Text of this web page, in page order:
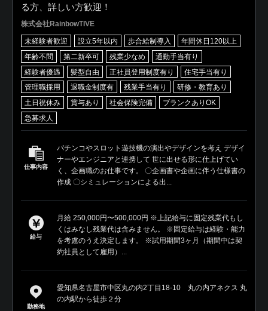
る方、詳しい方歓迎！
株式会社RainbowTIVE
未経験者歓迎 設立5年以内 歩合給制導入
年間休日120以上
年齢不問
第二新卒可 残業少なめ
通勤手当有り
経験者優遇
髪型自由 正社員登用制度有り
住宅手当有り
管理職採用
退職金制度有 残業手当有り
研修・教育あり
土日祝休み
賞与あり 社会保険完備
ブランクありOK
急募求人
仕事内容
パチンコやスロット遊技機の演出やデザインを考え デザイ
ナーやエンジニアと連携して 世に出せる形に仕上げてい
く、企画職のお仕事です。 〇企画書や企画に伴う仕様書の
作成 〇シミュレーションによる出...
給与
月給 250,000円〜500,000円 ※上記給与に固定残業代もし
くはみなし残業代は含みません。 ※固定給与は経験・能力
を考慮のうえ決定します。 ※試用期間3ヶ月（期間中は契
約社員として雇用）...
勤務地
愛知県名古屋市中区丸の内2丁目18-10 丸の内アネクス 丸
の内駅から徒歩２分